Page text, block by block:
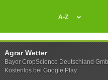
Agrar Wetter
Bayer CropScience Deutschland
Kostenlos bei Google Play
A-Z